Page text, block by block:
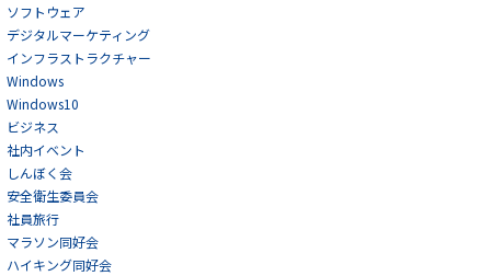
ソフトウェア
デジタルマーケティング
インフラストラクチャー
Windows
Windows10
ビジネス
社内イベント
しんぼく会
安全衛生委員会
社員旅行
マラソン同好会
ハイキング同好会